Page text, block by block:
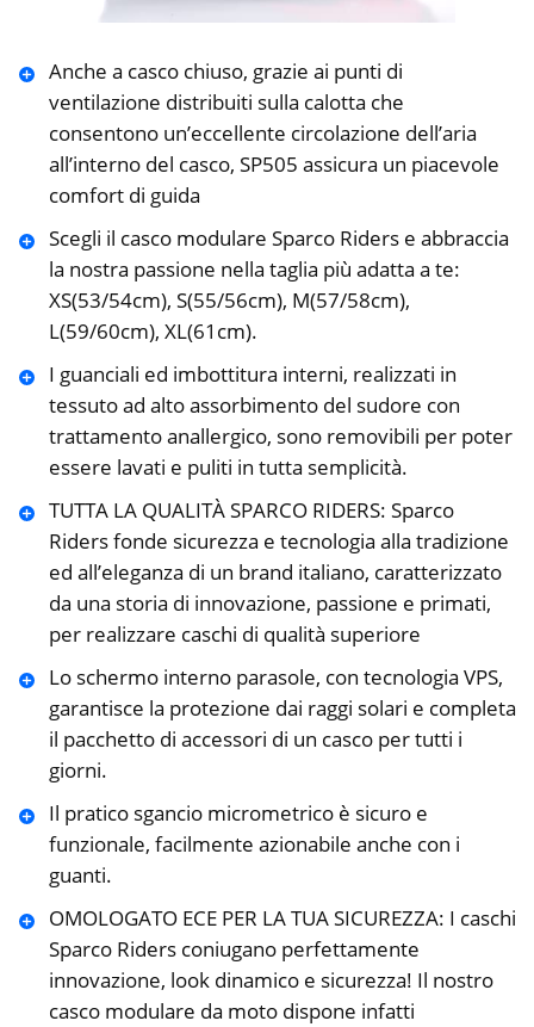
Anche a casco chiuso, grazie ai punti di
ventilazione distribuiti sulla calotta che
consentono un’eccellente circolazione dell’aria
all’interno del casco, SP505 assicura un piacevole
comfort di guida
Scegli il casco modulare Sparco Riders e abbraccia
la nostra passione nella taglia più adatta a te:
XS(53/54cm), S(55/56cm), M(57/58cm),
L(59/60cm), XL(61cm).
I guanciali ed imbottitura interni, realizzati in
tessuto ad alto assorbimento del sudore con
trattamento anallergico, sono removibili per poter
essere lavati e puliti in tutta semplicità.
TUTTA LA QUALITÀ SPARCO RIDERS: Sparco
Riders fonde sicurezza e tecnologia alla tradizione
ed all’eleganza di un brand italiano, caratterizzato
da una storia di innovazione, passione e primati,
per realizzare caschi di qualità superiore
Lo schermo interno parasole, con tecnologia VPS,
garantisce la protezione dai raggi solari e completa
il pacchetto di accessori di un casco per tutti i
giorni.
Il pratico sgancio micrometrico è sicuro e
funzionale, facilmente azionabile anche con i
guanti.
OMOLOGATO ECE PER LA TUA SICUREZZA: I caschi
Sparco Riders coniugano perfettamente
innovazione, look dinamico e sicurezza! Il nostro
casco modulare da moto dispone infatti